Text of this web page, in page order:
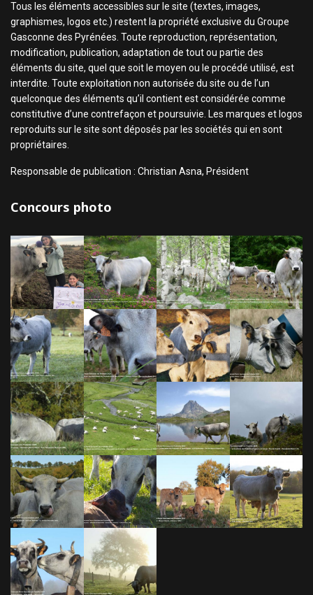
Tous les éléments accessibles sur le site (textes, images,
graphismes, logos etc.) restent la propriété exclusive du Groupe
Gasconne des Pyrénées. Toute reproduction, représentation,
modification, publication, adaptation de tout ou partie des
éléments du site, quel que soit le moyen ou le procédé utilisé, est
interdite. Toute exploitation non autorisée du site ou de l’un
quelconque des éléments qu’il contient est considérée comme
constitutive d’une contrefaçon et poursuivie. Les marques et logos
reproduits sur le site sont déposés par les sociétés qui en sont
propriétaires.
Responsable de publication : Christian Asna, Président
Concours photo